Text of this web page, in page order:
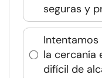
seguras y
Intentamos
la cercanía
difícil de